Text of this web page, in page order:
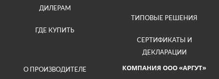
ДИЛЕРАМ
ГДЕ КУПИТЬ
ТИПОВЫЕ РЕШЕНИЯ
СЕРТИФИКАТЫ И
ДЕКЛАРАЦИИ
О ПРОИЗВОДИТЕЛЕ КОМПАНИЯ ООО «АРГУТ»